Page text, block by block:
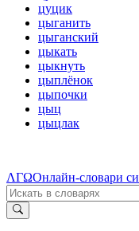
цуцик
цыганить
цыганский
цыкать
цыкнуть
цыплёнок
цыпочки
цыц
цыцлак
ΛΓΩОнлайн-словари